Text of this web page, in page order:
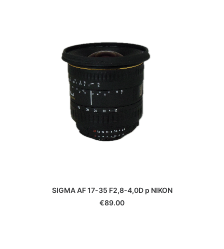
SIGMA AF 17-35 F2,8-4,0D p NIKON
€89.00